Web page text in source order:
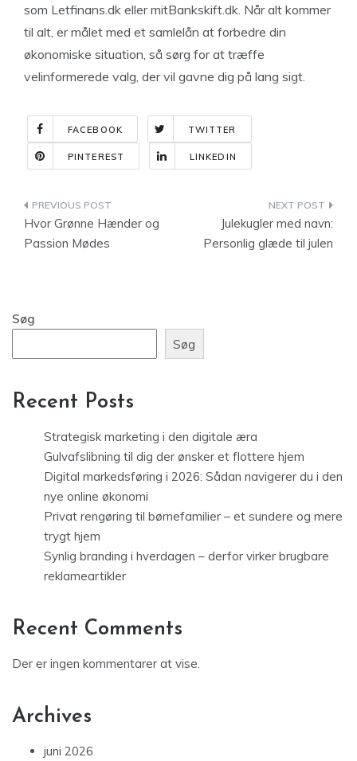
som Letfinans.dk eller mitBankskift.dk. Når alt kommer
til alt, er målet med et samlelån at forbedre din
økonomiske situation, så sørg for at træffe
velinformerede valg, der vil gavne dig på lang sigt.
FACEBOOK TWITTER
PINTEREST LINKEDIN
Indlægsnavigation
Hvor Grønne Hænder og
Passion Mødes
Julekugler med navn:
Personlig glæde til julen
Søg
Søg
Recent Posts
Strategisk marketing i den digitale æra
Gulvafslibning til dig der ønsker et flottere hjem
Digital markedsføring i 2026: Sådan navigerer du i den
nye online økonomi
Privat rengøring til børnefamilier – et sundere og mere
trygt hjem
Synlig branding i hverdagen – derfor virker brugbare
reklameartikler
Recent Comments
Der er ingen kommentarer at vise.
Archives
juni 2026